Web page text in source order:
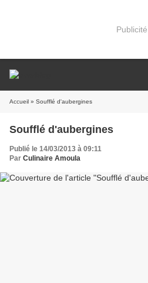
Publicité
Accueil » Soufflé d'aubergines
Soufflé d'aubergines
Publié le 14/03/2013 à 09:11
Par Culinaire Amoula